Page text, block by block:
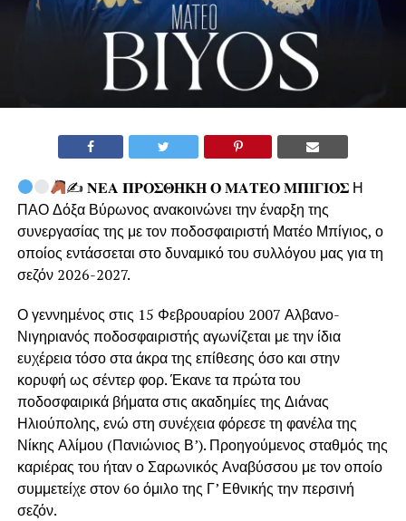
✍ 𝚴𝚬𝚨 𝚷𝚸𝚶𝚺𝚯𝚮𝚱𝚮 𝚶 𝚳𝚨𝚻𝚬𝚶 𝚳𝚷𝚰𝚪𝚰𝚶𝚺 Η
ΠΑΟ Δόξα Βύρωνος ανακοινώνει την έναρξη της
συνεργασίας της με τον ποδοσφαιριστή Ματέο Μπίγιος, ο
οποίος εντάσσεται στο δυναμικό του συλλόγου μας για τη
σεζόν 2026-2027.
Ο γεννημένος στις 15 Φεβρουαρίου 2007 Αλβανο-
Νιγηριανός ποδοσφαιριστής αγωνίζεται με την ίδια
ευχέρεια τόσο στα άκρα της επίθεσης όσο και στην
κορυφή ως σέντερ φορ. Έκανε τα πρώτα του
ποδοσφαιρικά βήματα στις ακαδημίες της Διάνας
Ηλιούπολης, ενώ στη συνέχεια φόρεσε τη φανέλα της
Νίκης Αλίμου (Πανιώνιος Β’). Προηγούμενος σταθμός της
καριέρας του ήταν ο Σαρωνικός Αναβύσσου με τον οποίο
συμμετείχε στον 6ο όμιλο της Γ’ Εθνικής την περσινή
σεζόν.